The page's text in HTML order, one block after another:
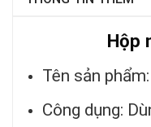
Hộp
Tên sản
Công dụng: